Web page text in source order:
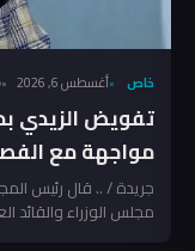
خاص أغسطس 6, 2026
تفويض الزيدي
مواجهة مع
جريدة / .. قال رئيس
مجلس الوزراء والقائد